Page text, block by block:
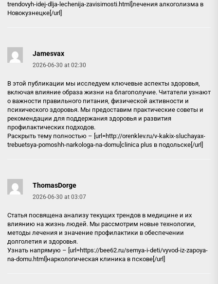
trendovyh-idej-dlja-lechenija-zavisimosti.html]лечения алкоголизма в
Новокузнецке[/url]
Jamesvax
2026-06-30 at 02:30
В этой публикации мы исследуем ключевые аспекты здоровья,
включая влияние образа жизни на благополучие. Читатели узнают
о важности правильного питания, физической активности и
психического здоровья. Мы предоставим практические советы и
рекомендации для поддержания здоровья и развития
профилактических подходов.
Раскрыть тему полностью – [url=http://orenklev.ru/v-kakix-sluchayax-
trebuetsya-pomoshh-narkologa-na-domu]clinica plus в подольске[/url]
ThomasDorge
2026-06-30 at 03:07
Статья посвящена анализу текущих трендов в медицине и их
влиянию на жизнь людей. Мы рассмотрим новые технологии,
методы лечения и значение профилактики в обеспечении
долголетия и здоровья.
Узнать напрямую – [url=https://bee62.ru/semya-i-deti/vyvod-iz-zapoya-
na-domu.html]наркологическая клиника в пскове[/url]